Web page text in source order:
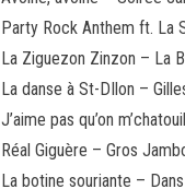
Party Rock Anthem ft. La
La Ziguezon Zinzon – La
La danse à St-DIlon –
J’aime pas qu’on
Réal Giguère – Gros
La botine souriante –